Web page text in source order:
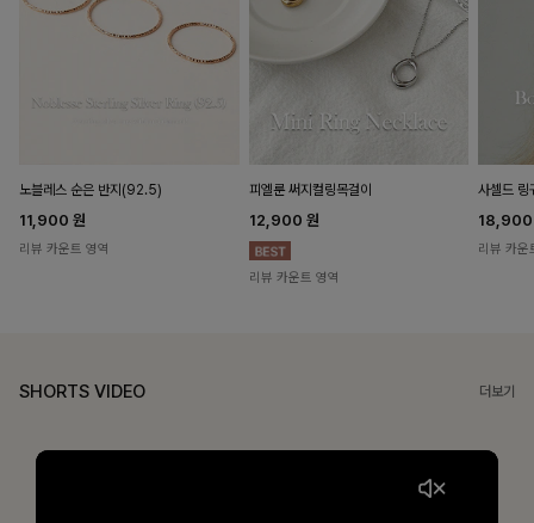
노블레스 순은 반지(92.5)
11,900 원
리뷰 카운트 영역
피엘룬 써지컬링목걸이
12,900 원
리뷰 카운트 영역
사셀드 링
리뷰 카운
SHORTS VIDEO 더보기